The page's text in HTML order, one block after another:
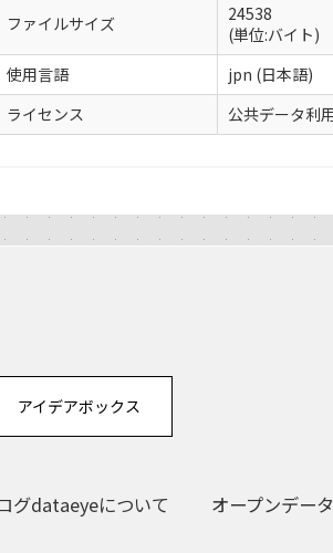
ファイルサイズ
24538
(単位:バイト)
使用言語
jpn (日本語)
ライセンス
公共データ利
アイデアボックス
グdataeyeについて オープンデー